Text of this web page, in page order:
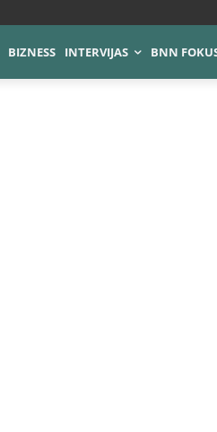
BIZNESS INTERVIJAS BNN